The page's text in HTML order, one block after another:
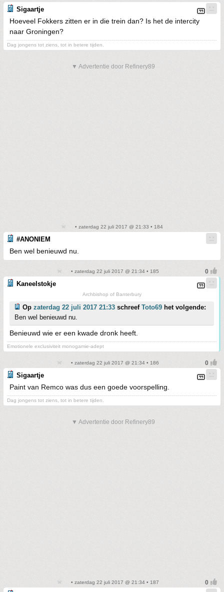
Sigaartje
Hoeveel Fokkers zitten er in die trein dan? Is het de intercity
naar Groningen?
Dag jongens tot ziens, tot in betere tijden.
▼ Advertentie door Refinery89
• zaterdag 22 juli 2017 @ 21:33 • 184
#ANONIEM
Ben wel benieuwd nu.
• zaterdag 22 juli 2017 @ 21:34 • 185
Kaneelstokje
Archbishop of Banterbury
Op zaterdag 22 juli 2017 21:33 schreef Toto69 het volgende:
Ben wel benieuwd nu.
Benieuwd wie er een kwade dronk heeft.
Emotionele exclusiviteit monogamie-adept
• zaterdag 22 juli 2017 @ 21:34 • 186
Sigaartje
Paint van Remco was dus een goede voorspelling.
Dag jongens tot ziens, tot in betere tijden.
▼ Advertentie door Refinery89
• zaterdag 22 juli 2017 @ 21:34 • 187